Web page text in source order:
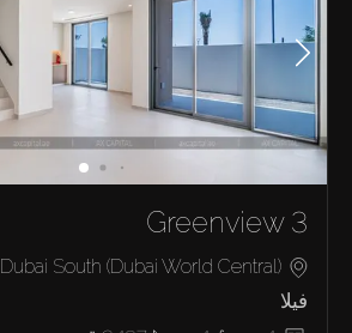
Greenview 3
Dubai South (Dubai World Central)
فيلا